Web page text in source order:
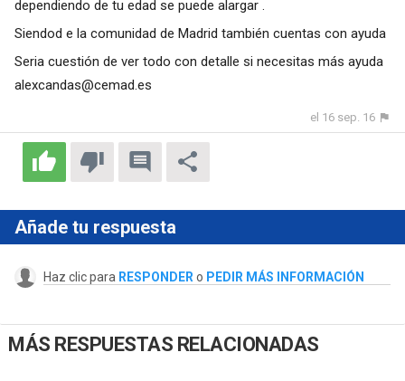
dependiendo de tu edad se puede alargar .
Siendod e la comunidad de Madrid también cuentas con ayuda
Seria cuestión de ver todo con detalle si necesitas más ayuda
alexcandas@cemad.es
el 16 sep. 16
Añade tu respuesta
Haz clic para RESPONDER o PEDIR MÁS INFORMACIÓN
MÁS RESPUESTAS RELACIONADAS